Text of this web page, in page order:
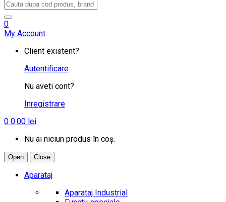
0
My Account
Client existent?
Autentificare
Nu aveti cont?
Inregistrare
0 0.00 lei
Nu ai niciun produs în coș.
Open Close
Aparataj
Aparataj Industrial